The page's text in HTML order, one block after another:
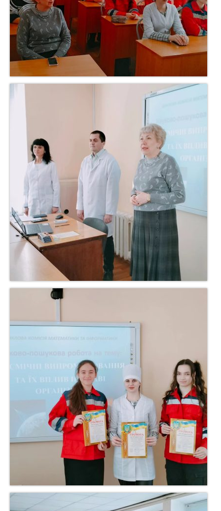
Освітні програми
Громадське обговорення освітніх програм
Результати акредитації освітніх програм
Програми візитів експертних груп
Звіти експертних груп
Відомості про самооцінювання освітніх
програм
Внутрішнє забезпечення якості освіти
Договори про співпрацю
Навчально-методична робота
Практична підготовка
Фінансова інформація
Матеріально-технічне забезпечення закладу
Умови доступності закладу освіти для
навчання осіб з особливими освітніми потребами
інвалідністю
Доступ до публічної інформації
Звіти
Професійно-технічна освіта
Екстрений медичний технік
Деканат
На допомогу першокурснику